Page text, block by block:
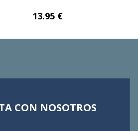
13.95 €
CON NOSOTROS